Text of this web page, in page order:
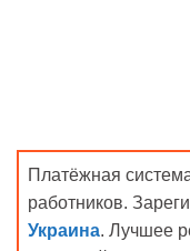
Платёжная
работников.
Украина. Лучшее